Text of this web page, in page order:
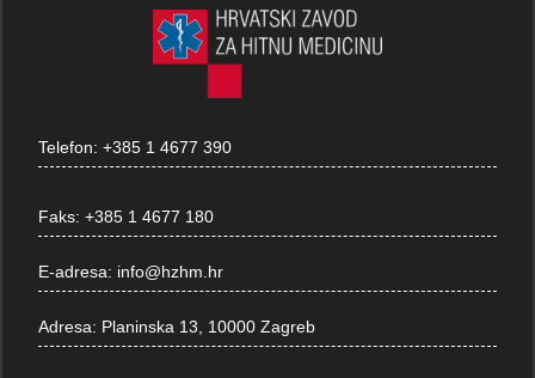
Telefon:+385 1 4677 390
Faks:+385 1 4677 180
E-adresa: info@hzhm.hr
Adresa: Planinska 13, 10000 Zagreb